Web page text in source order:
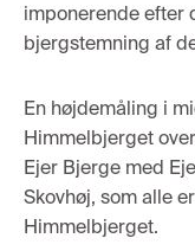
imponerende efter
bjergstemning af
En højdemåling i
Himmelbjerget
Ejer Bjerge med
Skovhøj, somalle
Himmelbjerget.